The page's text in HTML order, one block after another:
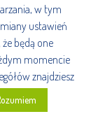
w tym
ustawień
będą one
momencie
znajdziesz